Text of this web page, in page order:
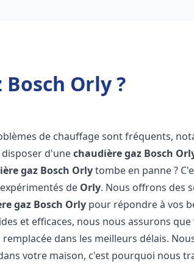
Orly ?
de chauffage sont fréquents,
disposer d'unechaudière gaz Bosch
gaz Bosch Orlytombe en panne ?
de Orly. Nous offrons des
gaz Bosch Orly pour répondre à vos
et efficaces, nous nous assurons
dans les meilleurs délais.
votre maison, c'est pourquoi nous